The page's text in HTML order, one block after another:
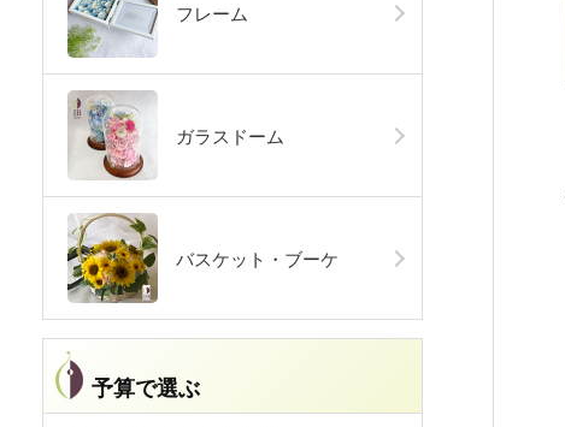
フレーム
ガラスドーム
バスケット・ブーケ
予算で選ぶ